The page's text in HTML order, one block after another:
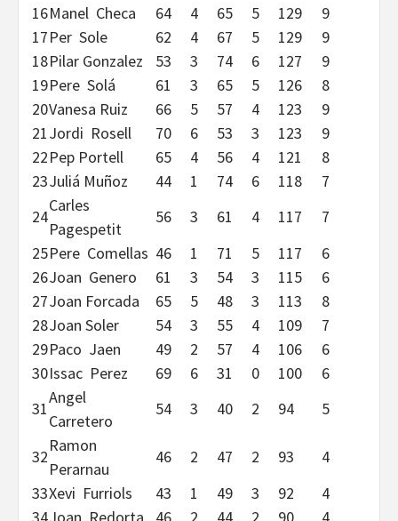
16Manel Checa 64 4 65 5 129
9
17Per Sole 62 4 67 5 129
9
18Pilar Gonzalez 53 3 74 6 127
9
19Pere Solá 61 3 65 5 126
8
20Vanesa Ruiz 66 5 57 4 123
9
21Jordi Rosell 70 6 53 3 123
9
22Pep Portell 65 4 56 4 121
8
23Juliá Muñoz 44 1 74 6 118
7
24
Carles
Pagespetit
56 3 61 4 117
7
25Pere Comellas 46 1 71 5 117
6
26Joan Genero 61 3 54 3 115
6
27Joan Forcada 65 5 48 3 113
8
28Joan Soler 54 3 55 4 109
7
29Paco Jaen 49 2 57 4 106
6
30Issac Perez 69 6 31 0 100
6
31
Angel
Carretero
54 3 40 2 94 5
32
Ramon
Perarnau
46 2 47 2 93
4
33Xevi Furriols 43 1 49 3 92
4